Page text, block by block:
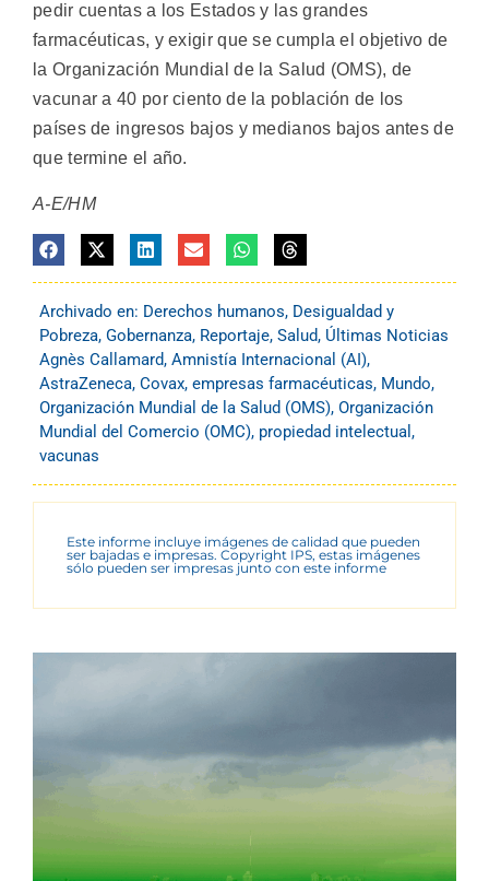
pedir cuentas a los Estados y las grandes
farmacéuticas, y exigir que se cumpla el objetivo de
la Organización Mundial de la Salud (OMS), de
vacunar a 40 por ciento de la población de los
países de ingresos bajos y medianos bajos antes de
que termine el año.
A-E/HM
Archivado en: Derechos humanos, Desigualdad y
Pobreza, Gobernanza, Reportaje, Salud, Últimas Noticias
Agnès Callamard, Amnistía Internacional (AI),
AstraZeneca, Covax, empresas farmacéuticas, Mundo,
Organización Mundial de la Salud (OMS), Organización
Mundial del Comercio (OMC), propiedad intelectual ,
vacunas
Este informe incluye imágenes de calidad que pueden
ser bajadas e impresas. Copyright IPS, estas imágenes
sólo pueden ser impresas junto con este informe